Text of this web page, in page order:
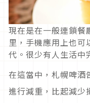
現在是在一般連鎖餐
里，手機應用上也
代。很少有人生活中
在這當中，札幌啤酒
進行減重，比起減少